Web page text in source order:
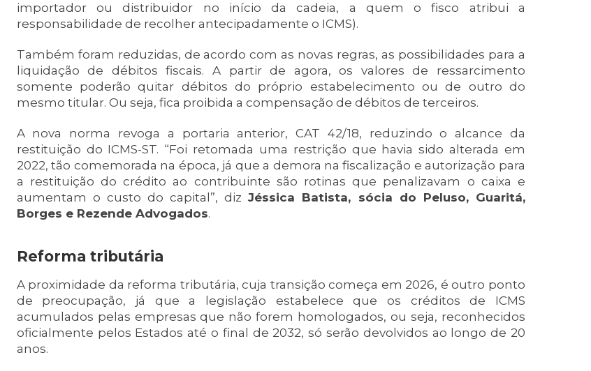
importador ou distribuidor no início da cadeia, a quem o fisco atribui a
responsabilidade de recolher antecipadamente o ICMS).
Também foram reduzidas, de acordo com as novas regras, as possibilidades para a
liquidação de débitos fiscais. A partir de agora, os valores de ressarcimento
somente poderão quitar débitos do próprio estabelecimento ou de outro do
mesmo titular. Ou seja, fica proibida a compensação de débitos de terceiros.
A nova norma revoga a portaria anterior, CAT 42/18, reduzindo o alcance da
restituição do ICMS-ST. “Foi retomada uma restrição que havia sido alterada em
2022, tão comemorada na época, já que a demora na fiscalização e autorização para
a restituição do crédito ao contribuinte são rotinas que penalizavam o caixa e
aumentam o custo do capital”, dizJéssica Batista, sócia do Peluso, Guaritá,
Borges e Rezende Advogados.
Reforma tributária
A proximidade da reforma tributária, cuja transição começa em 2026, é outro ponto
de preocupação, já que a legislação estabelece que os créditos de ICMS
acumulados pelas empresas que não forem homologados, ou seja, reconhecidos
oficialmente pelos Estados até o final de 2032, só serão devolvidos ao longo de 20
anos.